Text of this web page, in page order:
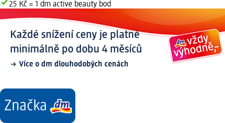
25 Kč = 1 dm active beauty bod
Každé snížení ceny je platné
minimálně po dobu 4 měsíců
Více o dm dlouhodobých cenách